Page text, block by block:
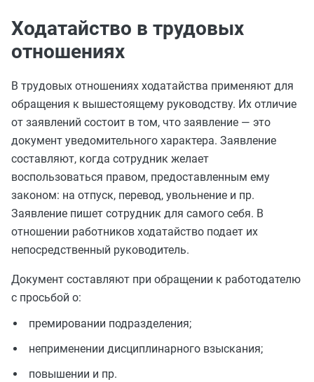
Ходатайство в трудовых
отношениях
В трудовых отношениях ходатайства применяют для
обращения к вышестоящему руководству. Их отличие
от заявлений состоит в том, что заявление — это
документ уведомительного характера. Заявление
составляют, когда сотрудник желает
воспользоваться правом, предоставленным ему
законом: на отпуск, перевод, увольнение и пр.
Заявление пишет сотрудник для самого себя. В
отношении работников ходатайство подает их
непосредственный руководитель.
Документ составляют при обращении к работодателю
с просьбой о:
премировании подразделения;
неприменении дисциплинарного взыскания;
повышении и пр.